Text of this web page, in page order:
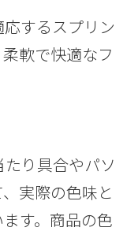
応するスプリン
軟で快適なフ
たり具合やパソ
実際の色味と
す。商品の色